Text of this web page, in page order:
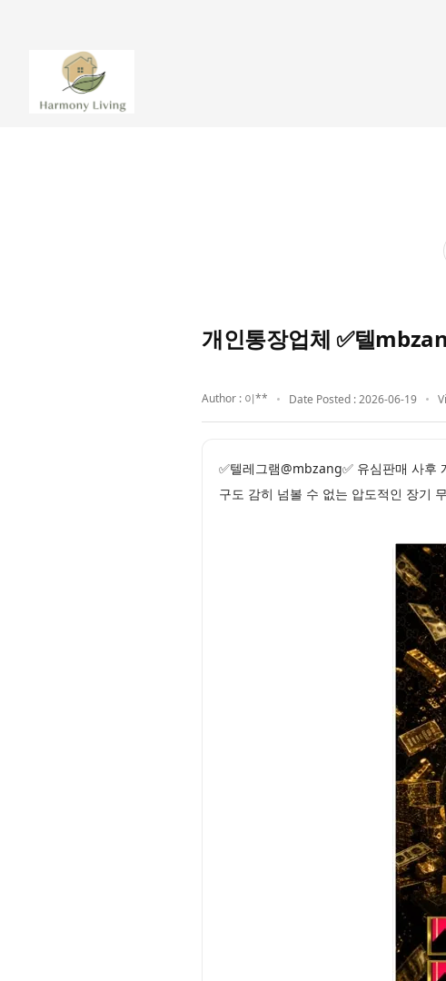
개인통장업체 ✅텔
Author : 이** Date Posted : 2026-06-19
✅텔레그램@mbzang✅ 유심판매 사후
구도 감히 넘볼 수 없는 압도적인 장기